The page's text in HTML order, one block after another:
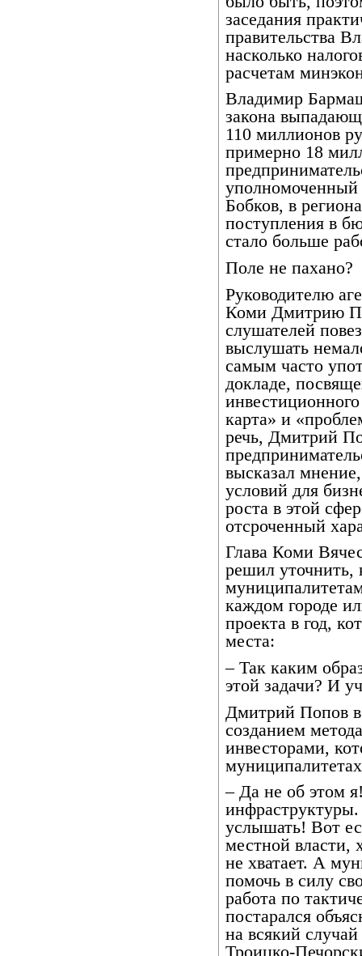
заседания
правительства
насколько
расчетам
Владимир
закона
110 миллионов
примерно 18
уполномоченный
Бобков, в
поступления в
стало больше
Поле не пахано?
Руководителю
Коми Дмитрию
слушателей
выслушать
самым часто
докладе,
карта» и
речь, Дмитрий
высказал
условий для
роста в этой
отсроченный
Глава Коми
решил уточнить,
каждом городе
проекта в год,
места:
– Так каким
этой задачи? И
Дмитрий Попов в
созданием
инвесторами,
– Да не об этом
услышать! Вот
местной власти,
не хватает. А
помочь в силу
работа по
постарался
на всякий
Троицко-